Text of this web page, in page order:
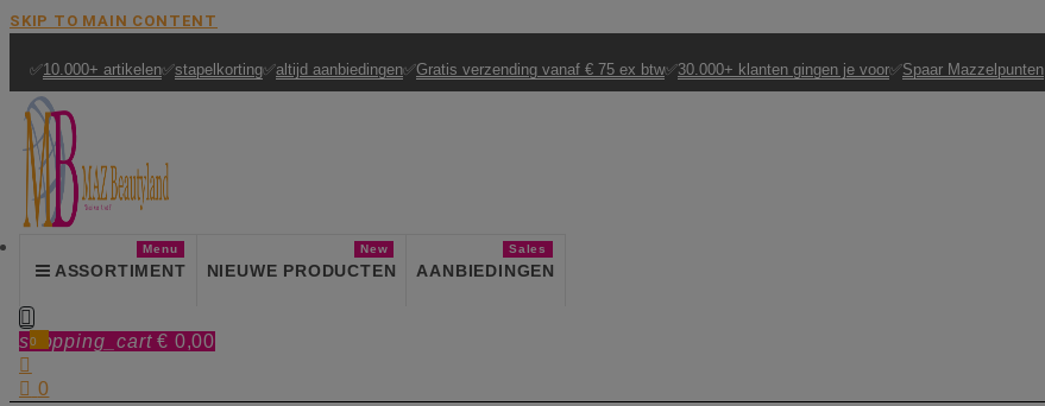
SKIP TO MAIN CONTENT
✅10.000+ artikelen✅stapelkorting✅altijd aanbiedingen✅Gratis verzending vanaf € 75 ex btw✅30.000+ klanten gingen je voor✅Spaar Mazzelpunten
ASSORTIMENT
Menu
NIEUWE PRODUCTEN
New
AANBIEDINGEN
Sales

shopping_cart € 0,00
0

 0